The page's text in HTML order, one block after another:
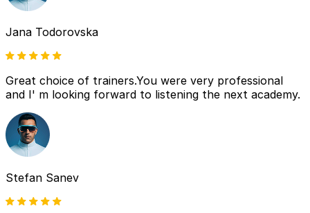
Jana Todorovska
Great choice of trainers.You were very professional
and I' m looking forward to listening the next academy.
Stefan Sanev